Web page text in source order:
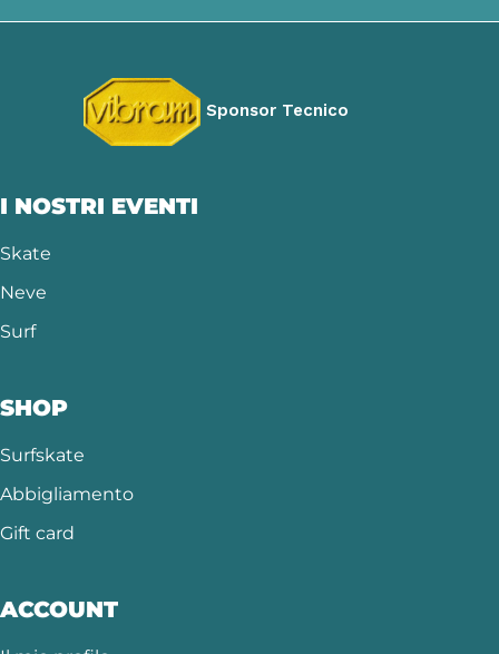
Sponsor Tecnico
I NOSTRI EVENTI
Skate
Neve
Surf
SHOP
Surfskate
Abbigliamento
Gift card
ACCOUNT